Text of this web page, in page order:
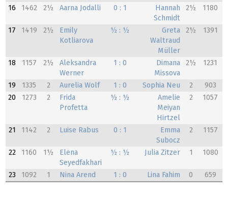
16 1462 2½ Aarna Jodalli 0 : 1
Hannah
Schmidt
2½ 1180
17 1419 2½
Emily
Kotliarova
½ : ½
Greta
Waltraud
Müller
2½ 1391
18 1157 2½
Aleksandra
Werner
1 : 0
Dimana
Missova
2½ 1231
19 1335 2 Aurelia Wolf 1 : 0 Sophia Neu 2
903
20
1273 2
Frida
Profetta
½ : ½
Amelie
Meiyan
Hirtzel
2 1057
21 1142 2 Luise Rabus 0 : 1
Emma
Subocz
2 1157
22 1160 1½
Elena
Seyedfakhari
½ : ½ Julia Zitzer 1 1080
23 1092 1 Nina Arend 1 : 0 Lina Fahim 0 659